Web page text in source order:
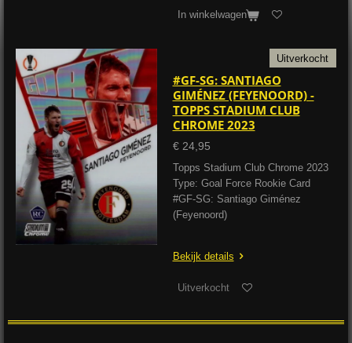
In winkelwagen
Uitverkocht
#GF-SG: SANTIAGO
GIMÉNEZ (FEYENOORD) -
TOPPS STADIUM CLUB
CHROME 2023
€ 24,95
Topps Stadium Club Chrome 2023
Type: Goal Force Rookie Card
#GF-SG: Santiago Giménez
(Feyenoord)
Bekijk details
Uitverkocht